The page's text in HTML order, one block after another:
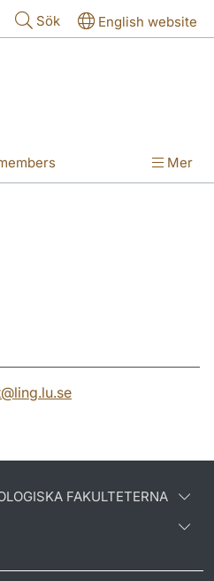
Sök English website
Mer
@ling.lu.se
FAKULTETERNA